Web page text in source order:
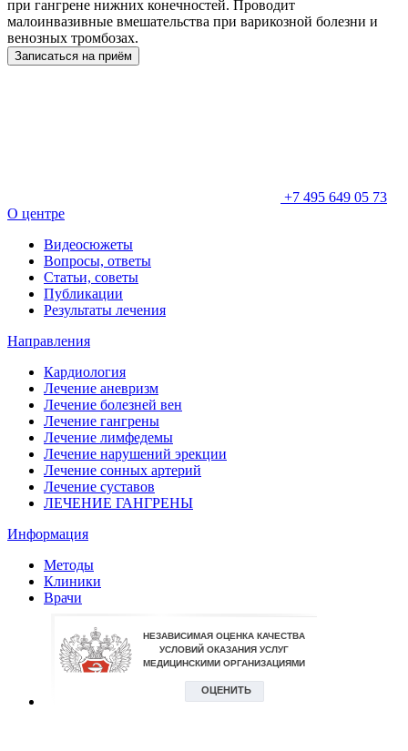
при гангрене нижних конечностей. Проводит
малоинвазивные вмешательства при варикозной болезни и
венозных тромбозах.
Записаться на приём
+7 495 649 05 73
О центре
Видеосюжеты
Вопросы, ответы
Статьи, советы
Публикации
Результаты лечения
Направления
Кардиология
Лечение аневризм
Лечение болезней вен
Лечение гангрены
Лечение лимфедемы
Лечение нарушений эрекции
Лечение сонных артерий
Лечение суставов
ЛЕЧЕНИЕ ГАНГРЕНЫ
Информация
Методы
Клиники
Врачи